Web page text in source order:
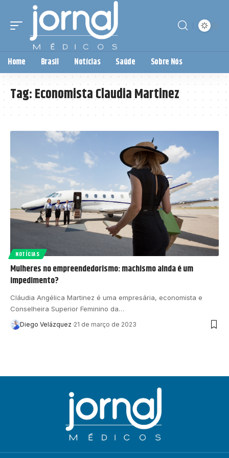
Home Brasil Notícias Saúde Sobre Nós
Tag:Economista Claudia Martinez
NOTÍCIAS
Mulheres no empreendedorismo: machismo ainda é um
impedimento?
Cláudia Angélica Martinez é uma empresária, economista e
Conselheira Superior Feminino da…
Diego Velázquez 21 de março de 2023